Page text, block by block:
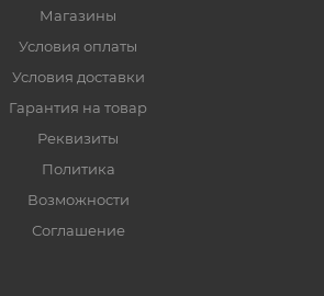
Магазины
Условия оплаты
Условия доставки
Гарантия на товар
Реквизиты
Политика
Возможности
Соглашение